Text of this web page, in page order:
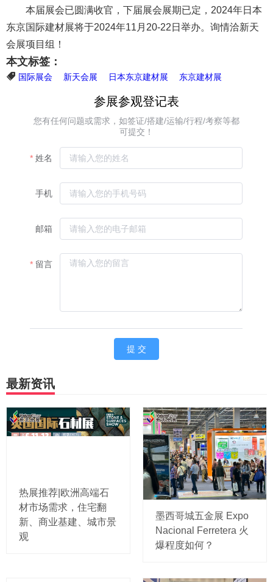
本届展会已圆满收官，下届展会展期已定，2024年日本
东京国际建材展将于2024年11月20-22日举办。询情洽新天
会展项目组！
本文标签：
国际展会 新天会展 日本东京建材展 东京建材展
最新资讯
热展推荐|欧洲高端石
材市场需求，住宅翻
新、商业基建、城市景
观
墨西哥城五金展 Expo
Nacional Ferretera 火
爆程度如何？